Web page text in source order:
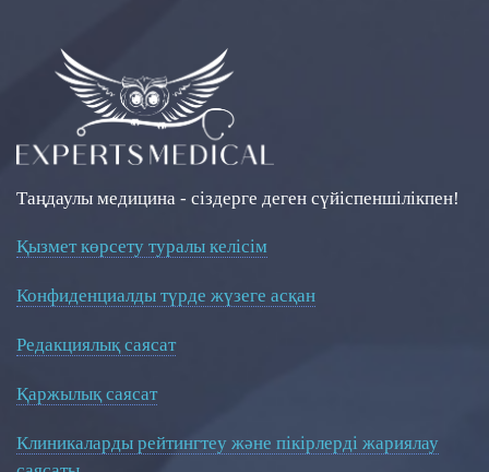
Таңдаулы медицина - сіздерге деген сүйіспеншілікпен!
Қызмет көрсету туралы келісім
Конфиденциалды түрде жүзеге асқан
Редакциялық саясат
Қаржылық саясат
Клиникаларды рейтингтеу және пікірлерді жариялау